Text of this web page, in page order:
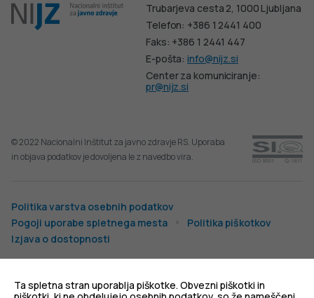
Trubarjeva cesta 2, 1000 Ljubljana
Telefon: +386 1 2441 400
Faks: +386 1 2441 447
E-pošta:info@nijz.si
Center za komuniciranje:
pr@nijz.si
Politika varstva osebnih podatkov
Pogoji uporabe spletnega mesta
Politika piškotkov
Izjava o dostopnosti
© 2022 Nacionalni Inštitut za javno zdravje RS. Uporaba
in objava podatkov je dovoljena le z navedbo vira.
Ta spletna stran uporablja piškotke. Obvezni piškotki in